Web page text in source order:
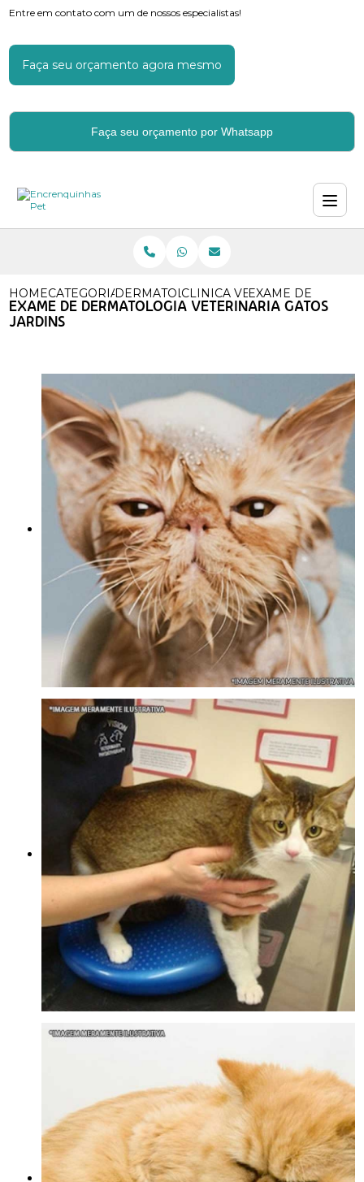
Entre em contato com um de nossos especialistas!
Faça seu orçamento agora mesmo
Faça seu orçamento por Whatsapp
HOMECATEGORIASDERMATOLOGIA VETERINARIA
CLINICA VETERINARIA
EXAME DE
EXAME DE DERMATOLOGIA VETERINARIA GATOS
JARDINS